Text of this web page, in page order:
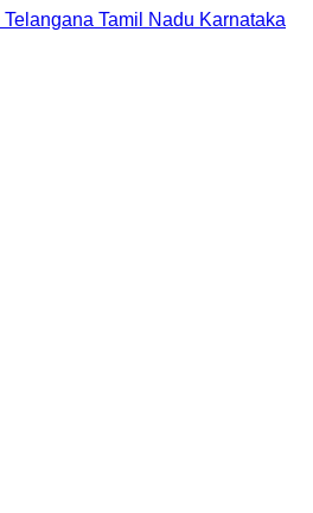
Telangana Tamil Nadu Karnataka